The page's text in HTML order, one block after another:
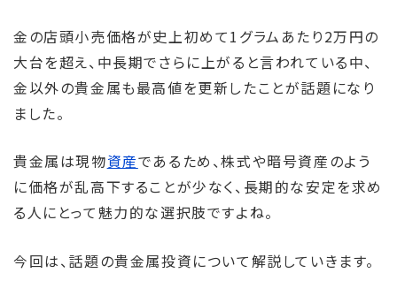
金の店頭小売価格が史上初めて1グラムあたり2万円の
大台を超え、中長期でさらに上がると言われている中、
金以外の貴金属も最高値を更新したことが話題になり
ました。
貴金属は現物資産であるため、株式や暗号資産のよう
に価格が乱高下することが少なく、長期的な安定を求め
る人にとって魅力的な選択肢ですよね。
今回は、話題の貴金属投資について解説していきます。